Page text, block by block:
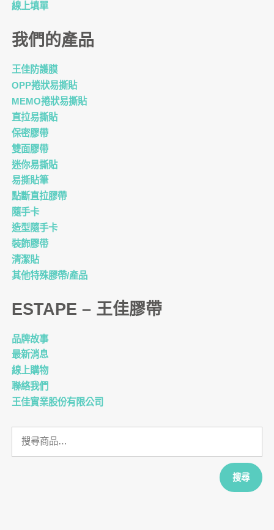
線上填單
我們的產品
王佳防護膜
OPP捲狀易撕貼
MEMO捲狀易撕貼
直拉易撕貼
保密膠帶
雙面膠帶
迷你易撕貼
易撕貼筆
點斷直拉膠帶
隨手卡
造型隨手卡
裝飾膠帶
清潔貼
其他特殊膠帶/產品
ESTAPE – 王佳膠帶
品牌故事
最新消息
線上購物
聯絡我們
王佳實業股份有限公司
搜尋